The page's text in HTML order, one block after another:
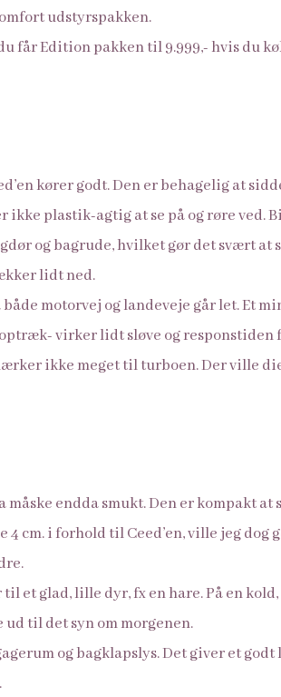
udstyrspakken.
får Edition pakken til 9.999,- hvis du
kører godt. Den er behagelig at
plastik-agtig at se på og røre ved.
og bagrude, hvilket gør det svært at
lidt ned.
motorvej og landeveje går let. Et
virker lidt sløve og
ikke meget til turboen. Der ville
endda smukt. Den er kompakt at
4 cm. i forhold til Ceed’en, ville jeg dog
et glad, lille dyr, fx en hare. På en
til det syn om morgenen.
og bagklapslys. Det giver et